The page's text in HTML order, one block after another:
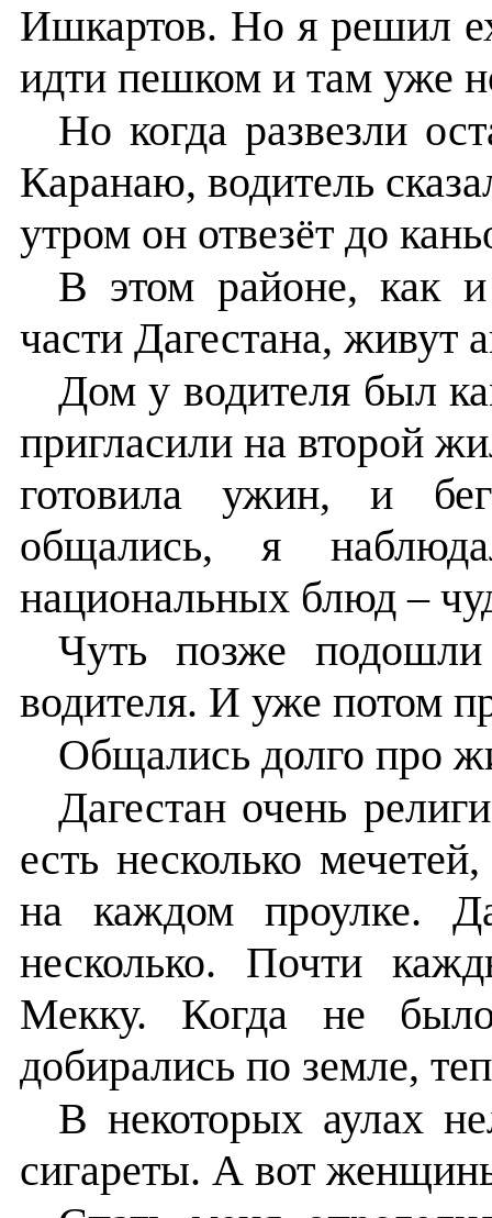
Ишкартов. Но я решил
идти пешком и там уже
Но когда развезли
Каранаю, водитель
утром он отвезёт до
В этом районе, как
части Дагестана, живут
Дом у водителя был
пригласили на второй
готовила ужин, и
общались, я
национальных блюд –
Чуть позже подошли
водителя. И уже потом
Общались долго про
Дагестан очень
есть несколько
на каждом проулке.
несколько. Почти
Мекку. Когда не
добирались по земле,
В некоторых аулах
сигареты. А вот